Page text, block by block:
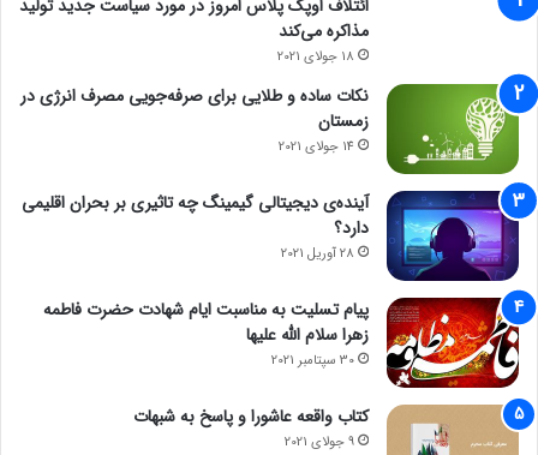
ائتلاف اوپک پلاس امروز در مورد سیاست جدید تولید
مذاکره می‌کند
18 جولای 2021
نکات ساده و طلایی برای صرفه‌جویی مصرف انرژی در
زمستان
14 جولای 2021
آینده‌ی دیجیتالی گیمینگ چه تاثیری بر بحران اقلیمی
دارد؟
28 آوریل 2021
پیام تسلیت به مناسبت ایام شهادت حضرت فاطمه
زهرا سلام الله علیها
30 سپتامبر 2021
کتاب واقعه عاشورا و پاسخ به شبهات
9 جولای 2021